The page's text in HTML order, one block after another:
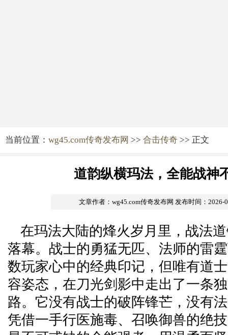
当前位置： wg45.com传奇发布网 >> 合击传奇 >> 正文
道韵纵横玛法，全能战神
文章作者：wg45.com传奇发布网 发布时间：2026-
在玛法大陆的烽火岁月里，战法
落幕。战士的勇猛无匹、法师的雷
数玩家心中的经典印记，但唯有道
容姿态，在刀光剑影中走出了一条
路。它没有战士的破阵锋芒，没有
凭借一手行医施毒、召唤御兽的绝